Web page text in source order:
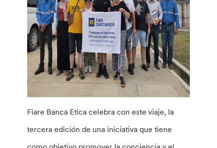
Fiare Banca Etica celebra con este viaje, la
tercera edición de una iniciativa que tiene